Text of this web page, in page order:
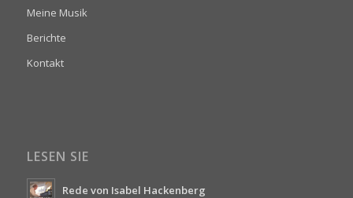
Meine Musik
Berichte
Kontakt
LESEN SIE
Rede von Isabel Hackenberg